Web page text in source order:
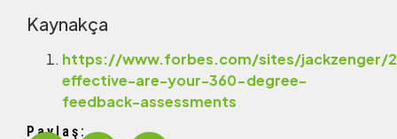
Kaynakça
https://www.forbes.com/sites/jackzenger/
effective-are-your-360-degree-
feedback-assessments
Paylaş: